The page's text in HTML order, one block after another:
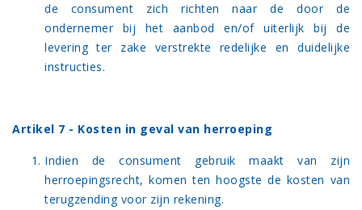
de consument zich richten naar de door de
ondernemer bij het aanbod en/of uiterlijk bij de
levering ter zake verstrekte redelijke en duidelijke
instructies.
Artikel 7 - Kosten in geval van herroeping
Indien de consument gebruik maakt van zijn
herroepingsrecht, komen ten hoogste de kosten van
terugzending voor zijn rekening.